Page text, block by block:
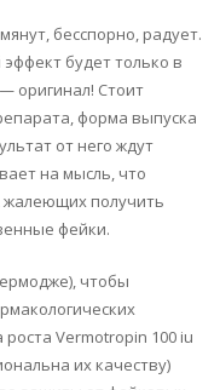
бесспорно, радует.
будет только в
оригинал! Стоит
форма выпуска
от него ждут
на мысль, что
жалеющих получить
фейки.
чтобы
Vermotropin 100 iu
их качеству)